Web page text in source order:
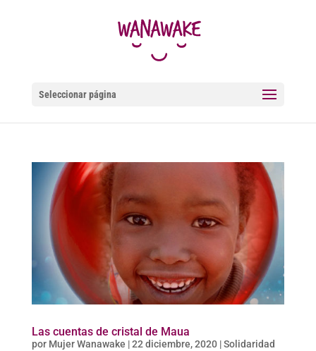
Seleccionar página
Las cuentas de cristal de Maua
por Mujer Wanawake |22 diciembre, 2020|Solidaridad